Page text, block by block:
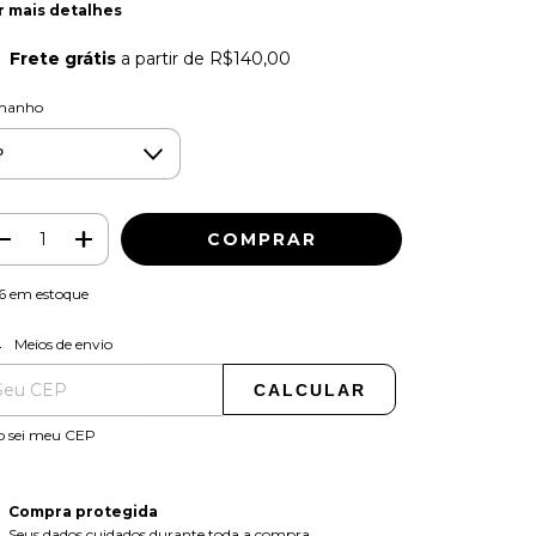
mais detalhes
Frete grátis a partir de R$140,00
6 em estoque
para o CEP:
Meios de envio
CALCULAR
sei meu CEP
Compra protegida